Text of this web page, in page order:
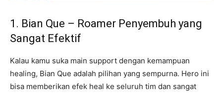
1. Bian Que – Roamer Penyembuh yang
Sangat Efektif
Kalau kamu suka main support dengan kemampuan
healing, Bian Que adalah pilihan yang sempurna. Hero ini
bisa memberikan efek heal ke seluruh tim dan sangat